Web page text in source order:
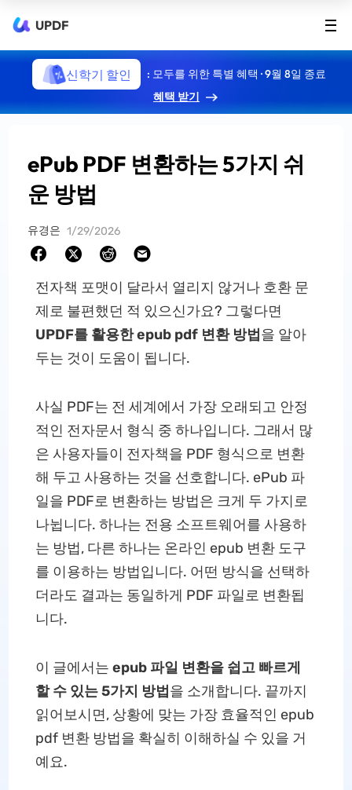
UPDF
신학기 할인
: 모두를 위한 특별 혜택 · 9월 8일 종료
혜택 받기
ePub PDF 변환하는 5가지 쉬
운 방법
유경은 1/29/2026
전자책 포맷이 달라서 열리지 않거나 호환 문
제로 불편했던 적 있으신가요? 그렇다면
UPDF를 활용한 epub pdf 변환 방법 을 알아
두는 것이 도움이 됩니다.
사실 PDF는 전 세계에서 가장 오래되고 안정
적인 전자문서 형식 중 하나입니다. 그래서 많
은 사용자들이 전자책을 PDF 형식으로 변환
해 두고 사용하는 것을 선호합니다. ePub 파
일을 PDF로 변환하는 방법은 크게 두 가지로
나뉩니다. 하나는 전용 소프트웨어를 사용하
는 방법, 다른 하나는 온라인 epub 변환 도구
를 이용하는 방법입니다. 어떤 방식을 선택하
더라도 결과는 동일하게 PDF 파일로 변환됩
니다.
이 글에서는 epub 파일 변환을 쉽고 빠르게
할 수 있는 5가지 방법 을 소개합니다. 끝까지
읽어보시면, 상황에 맞는 가장 효율적인 epub
pdf 변환 방법을 확실히 이해하실 수 있을 거
예요.